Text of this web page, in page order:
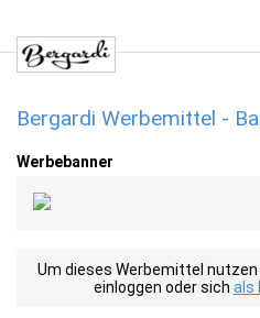
Bergardi Werbemittel -
Werbebanner
Um dieses Werbemittel
einloggen oder sich als